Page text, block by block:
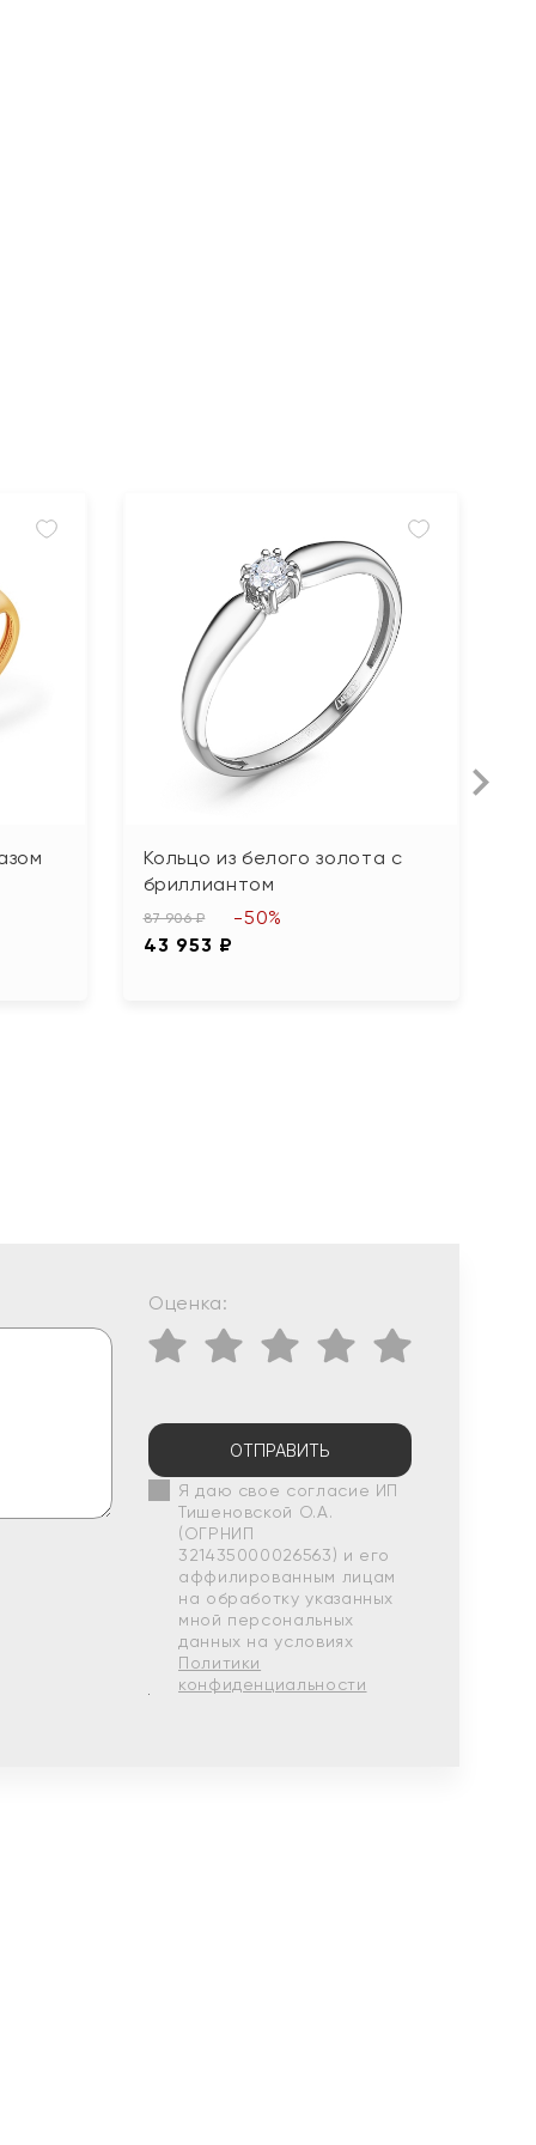
Кольцо из белого золота с
бриллиантом
87 906 ₽
43 953 ₽
-50%
Оценка:
ОТПРАВИТЬ
Я даю свое согласие ИП
Тишеновской О.А.
(ОГРНИП
321435000026563) и его
аффилированным лицам
на обработку указанных
мной персональных
данных на условиях
Политики
конфиденциальности